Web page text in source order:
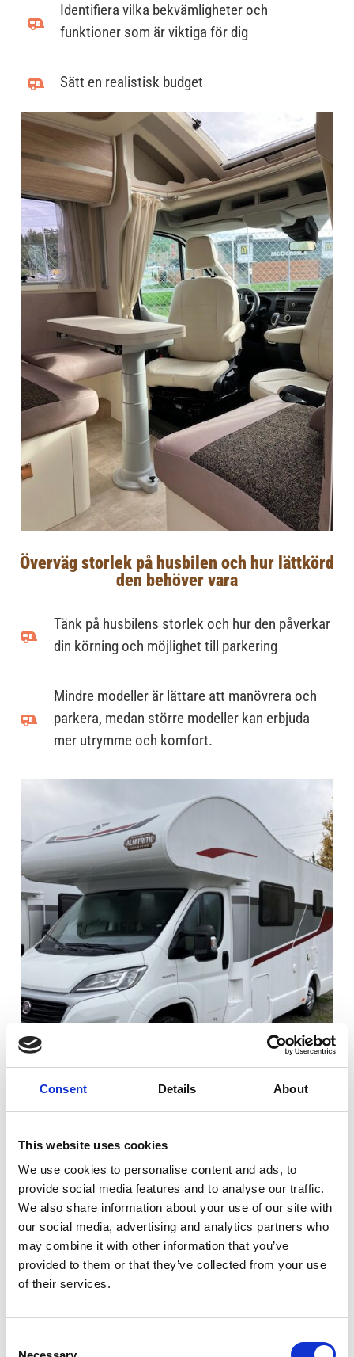
Consent Details About
This website uses cookies
We use cookies to personalise content and ads, to
provide social media features and to analyse our traffic.
We also share information about your use of our site with
our social media, advertising and analytics partners who
may combine it with other information that you’ve
provided to them or that they’ve collected from your use
of their services.
Identifiera vilka bekvämligheter och
funktioner som är viktiga för dig
Sätt en realistisk budget
Överväg storlek på husbilen och hur lättkörd
den behöver vara
Tänk på husbilens storlek och hur den påverkar
din körning och möjlighet till parkering
Mindre modeller är lättare att manövrera och
parkera, medan större modeller kan erbjuda
mer utrymme och komfort.
Planera för underhåll och service
Ta reda på vad som krävs när det gäller
underhåll och service
Kolla vilka garantier som täcker olika delar och
system
som kan krävas